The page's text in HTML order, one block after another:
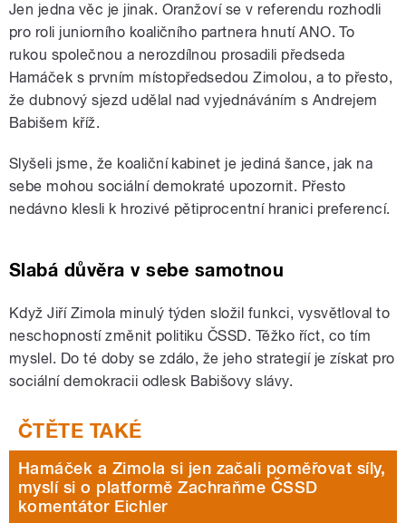
Jen jedna věc je jinak. Oranžoví se v referendu rozhodli
pro roli juniorního koaličního partnera hnutí ANO. To
rukou společnou a nerozdílnou prosadili předseda
Hamáček s prvním místopředsedou Zimolou, a to přesto,
že dubnový sjezd udělal nad vyjednáváním s Andrejem
Babišem kříž.
Slyšeli jsme, že koaliční kabinet je jediná šance, jak na
sebe mohou sociální demokraté upozornit. Přesto
nedávno klesli k hrozivé pětiprocentní hranici preferencí.
Slabá důvěra v sebe samotnou
Když Jiří Zimola minulý týden složil funkci, vysvětloval to
neschopností změnit politiku ČSSD. Těžko říct, co tím
myslel. Do té doby se zdálo, že jeho strategií je získat pro
sociální demokracii odlesk Babišovy slávy.
Hamáček a Zimola si jen začali poměřovat síly,
myslí si o platformě Zachraňme ČSSD
komentátor Eichler